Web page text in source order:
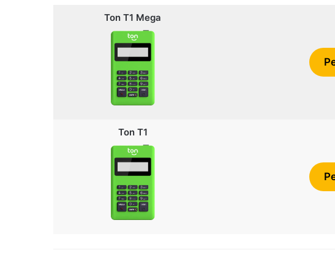
Ton T1 Mega
Ton T1